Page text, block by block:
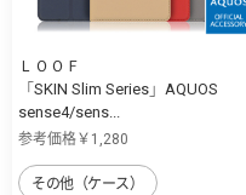
ＬＯＯＦ
「SKIN Slim Series」AQUOS
sense4/sens...
参考価格￥1,280
その他（ケース）